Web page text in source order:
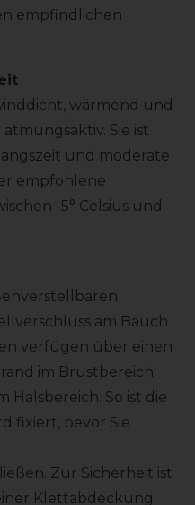
empfindlichen
wärmend und
Sie ist
und moderate
empfohlene
-5° Celsius und
am Bauch
verfügen über einen
im Brustbereich
Halsbereich. So ist die
fixiert, bevor Sie
Zur Sicherheit ist
Klettabdeckung